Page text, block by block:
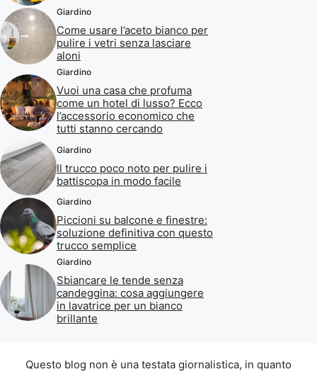
Giardino
Come usare l’aceto bianco per
pulire i vetri senza lasciare
aloni
Giardino
Vuoi una casa che profuma
come un hotel di lusso? Ecco
l’accessorio economico che
tutti stanno cercando
Giardino
Il trucco poco noto per pulire i
battiscopa in modo facile
Giardino
Piccioni su balcone e finestre:
soluzione definitiva con questo
trucco semplice
Giardino
Sbiancare le tende senza
candeggina: cosa aggiungere
in lavatrice per un bianco
brillante
Questo blog non è una testata giornalistica, in quanto